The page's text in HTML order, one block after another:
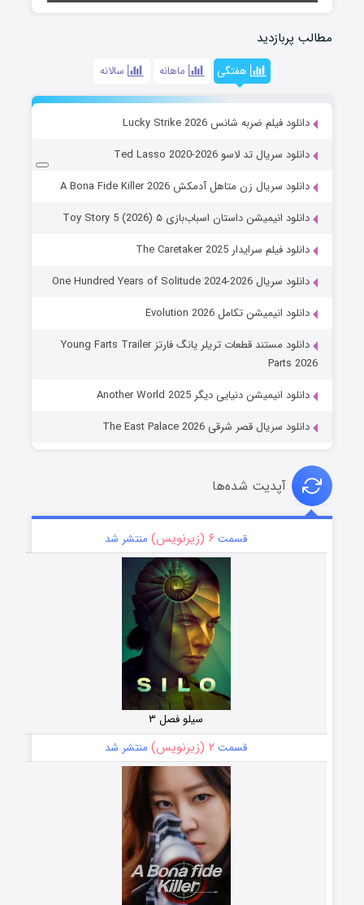
مطالب پربازدید
هفتگی ماهانه سالانه
دانلود فیلم ضربه شانس Lucky Strike 2026
دانلود سریال تد لاسو Ted Lasso 2020-2026
دانلود سریال زن متاهل آدمکش A Bona Fide Killer 2026
دانلود انیمیشن داستان اسباب‌بازی ۵ Toy Story 5 (2026)
دانلود فیلم سرایدار The Caretaker 2025
دانلود سریال One Hundred Years of Solitude 2024-2026
دانلود انیمیشن تکامل Evolution 2026
دانلود مستند قطعات تریلر یانگ فارتز Young Farts Trailer
Parts 2026
دانلود انیمیشن دنیایی دیگر Another World 2025
دانلود سریال قصر شرقی The East Palace 2026
آپدیت شده‌ها
قسمت ۶ (زیرنویس) منتشر شد
سیلو فصل ۳
قسمت ۲ (زیرنویس) منتشر شد